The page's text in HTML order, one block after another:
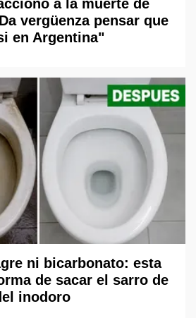
a la muerte de
vergüenza pensar que
en Argentina"
ni bicarbonato: esta
de sacar el sarro de
inodoro